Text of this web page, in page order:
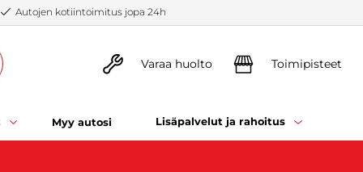
Autojen kotiintoimitus jopa 24h
Varaa huolto Toimipisteet
Myy autosi Lisäpalvelut ja rahoitus